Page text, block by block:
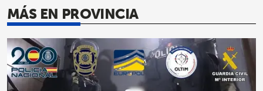
MÁS EN PROVINCIA